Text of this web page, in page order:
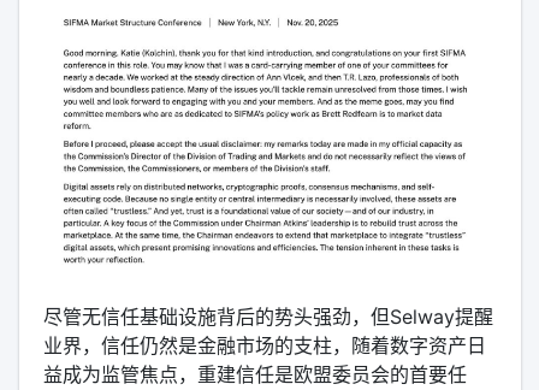
尽管无信任基础设施背后的势头强劲，但Selway提醒
业界，信任仍然是金融市场的支柱，随着数字资产日
益成为监管焦点，重建信任是欧盟委员会的首要任